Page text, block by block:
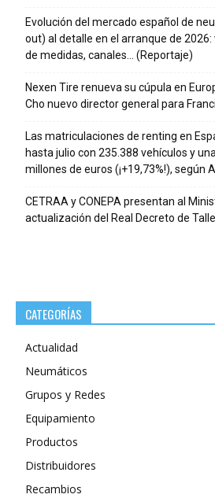
Evolución del mercado español de
out) al detalle en el arranque de
de medidas, canales… (Reportaje)
Nexen Tire renueva su cúpula en
Cho nuevo director general para
Las matriculaciones de renting en
hasta julio con 235.388 vehículos y
millones de euros (¡+19,73%!), según
CETRAA y CONEPA presentan al
actualización del Real Decreto de
CATEGORÍAS
Actualidad
Neumáticos
Grupos y Redes
Equipamiento
Productos
Distribuidores
Recambios